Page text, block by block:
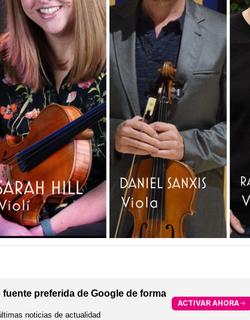
fuente preferida de Google de forma
noticias de actualidad
ACTIVAR AHORA